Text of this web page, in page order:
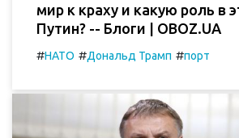
мир к краху и какую роль в
Путин? -- Блоги | OBOZ.UA
#НАТО #Дональд Трамп #порт